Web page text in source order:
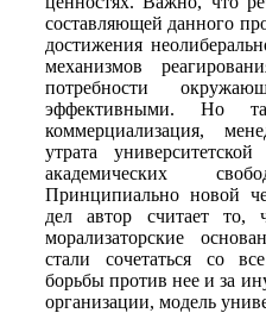
составляющей данного
достижения
механизмов
потребности
эффективными. Но
коммерциализация,
утрата
академических
Принципиально новой
дел автор считает то,
морализаторские
стали сочетаться со
борьбы против нее и за
организации, модель